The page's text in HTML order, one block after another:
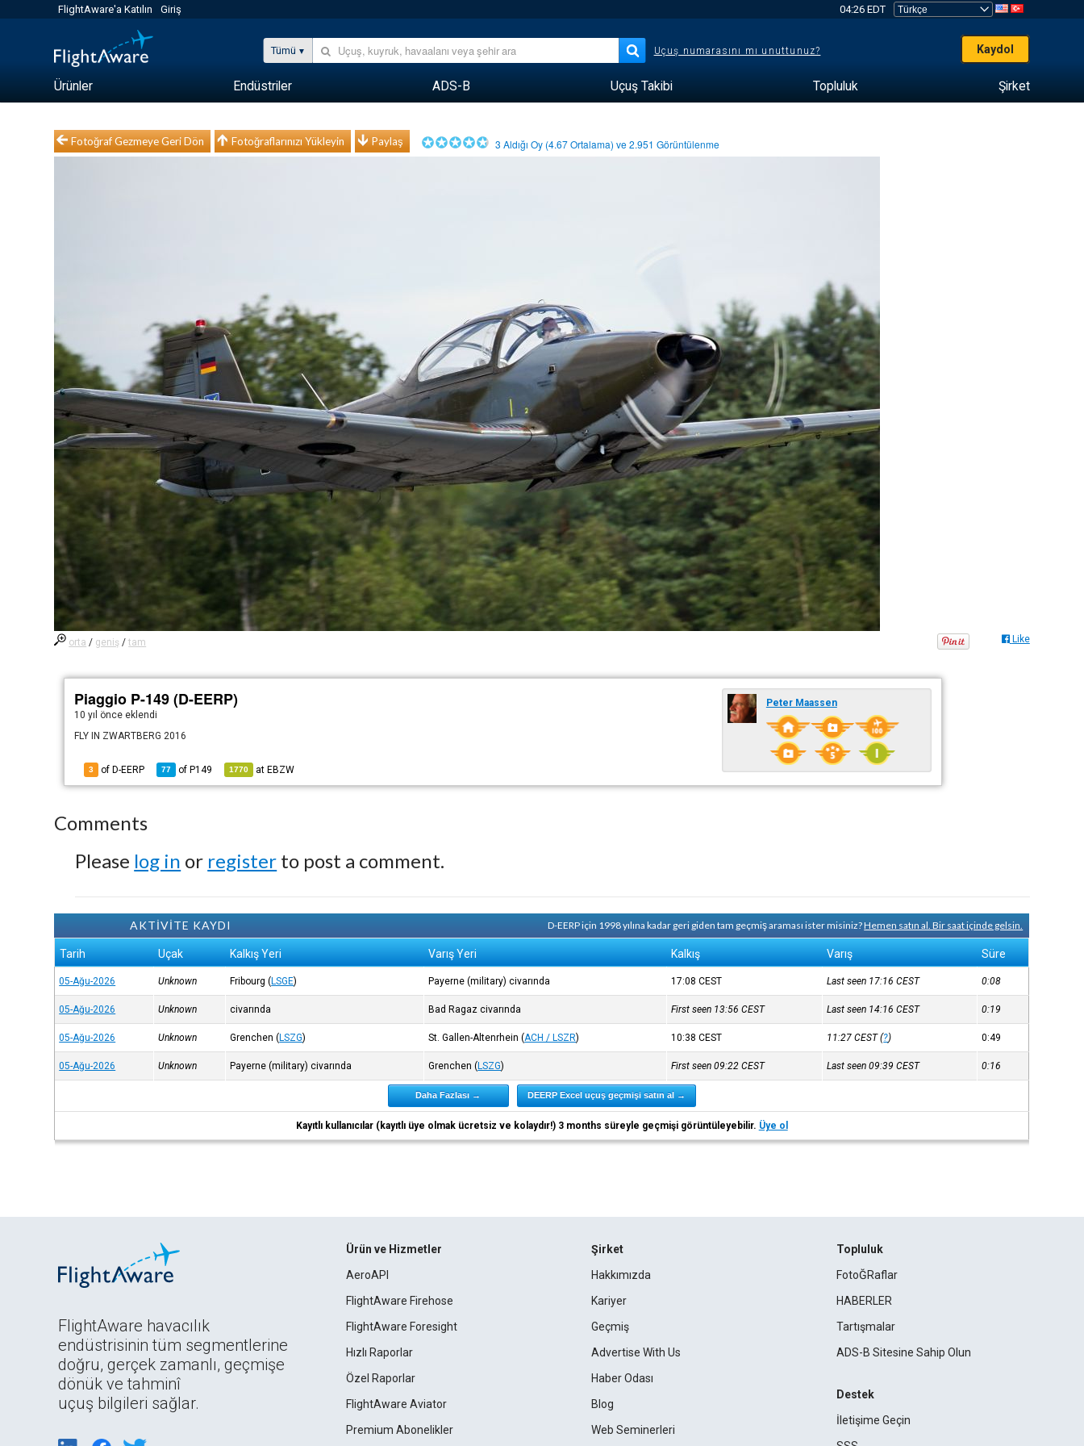
FlightAware'a Katılın Giriş 04:26 EDT
Tümü Uçuş numarasını mı unuttunuz? Kaydol
Ürünler Endüstriler ADS-B Uçuş Takibi Topluluk Şirket
Fotoğraf Gezmeye Geri Dön Fotoğraflarınızı Yükleyin Paylaş 3 Aldığı Oy (4.67Ortalama) ve2.951 Görüntülenme
orta / geniş /tam Like
Piaggio P-149 (D-EERP)
10 yıl önce eklendi
FLY IN ZWARTBERG 2016
3 of D-EERP 77 of P149 1770 at EBZW
Peter Maassen
Comments
Please log in or register to post a comment.
AKTİVİTE KAYDI D-EERP için 1998 yılına kadar geri giden tam geçmiş araması ister misiniz?Hemen satın al. Bir saat içinde gelsin.
Tarih Uçak Kalkış Yeri Varış Yeri Kalkış Varış Süre
05-Ağu-2026 Unknown Fribourg (LSGE) Payerne (military) civarında 17:08CEST Last seen 17:16CEST 0:08
05-Ağu-2026 Unknown civarında Bad Ragaz civarında First seen 13:56CEST Last seen 14:16CEST 0:19
05-Ağu-2026 Unknown Grenchen (LSZG) St. Gallen-Altenrhein (ACH / LSZR) 10:38CEST 11:27CEST(?) 0:49
05-Ağu-2026 Unknown Payerne (military) civarında Grenchen (LSZG) First seen 09:22CEST Last seen 09:39CEST 0:16
Daha Fazlası → DEERP Excel uçuş geçmişi satın al →
Kayıtlı kullanıcılar (kayıtlı üye olmak ücretsiz ve kolaydır!) 3 months süreyle geçmişi görüntüleyebilir. Üye ol
FlightAware havacılık
endüstrisinin tüm segmentlerine
doğru, gerçek zamanlı, geçmişe
dönük ve tahminî
uçuş bilgileri sağlar.
Ürün ve Hizmetler
AeroAPI
FlightAware Firehose
FlightAware Foresight
Hızlı Raporlar
Özel Raporlar
FlightAware Aviator
Premium Abonelikler
Şirket
Hakkımızda
Kariyer
Geçmiş
Advertise With Us
Haber Odası
Blog
Web Seminerleri
Topluluk
FotoĞRaflar
HABERLER
Tartışmalar
ADS-B Sitesine Sahip Olun
Destek
İletişime Geçin